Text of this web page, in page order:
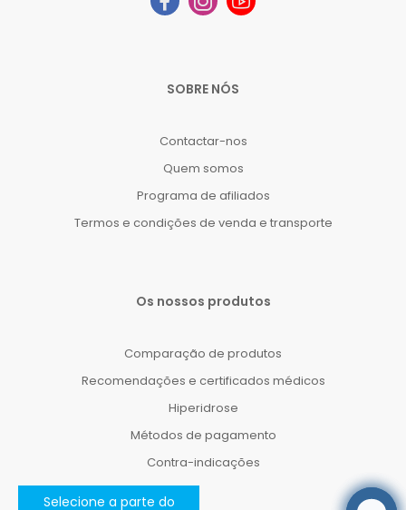
Selecione a parte do
SOBRE NÓS
Contactar-nos
Quem somos
Programa de afiliados
Termos e condições de venda e transporte
Os nossos produtos
Comparação de produtos
Recomendações e certificados médicos
Hiperidrose
Métodos de pagamento
Contra-indicações